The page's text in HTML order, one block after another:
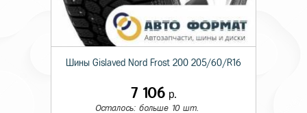
Шины Gislaved Nord Frost 200 205/60/R16
7 106р.
Осталось: больше 10 шт.